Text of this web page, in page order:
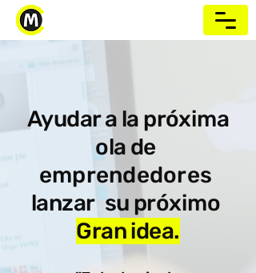
Ayudar a la próxima
ola de
emprendedores
lanzar su próximo
Gran idea.